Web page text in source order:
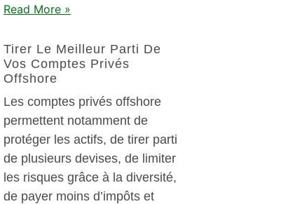
Read More »
Tirer Le Meilleur Parti De
Vos Comptes Privés
Offshore
Les comptes privés offshore
permettent notamment de
protéger les actifs, de tirer parti
de plusieurs devises, de limiter
les risques grâce à la diversité,
de payer moins d’impôts et